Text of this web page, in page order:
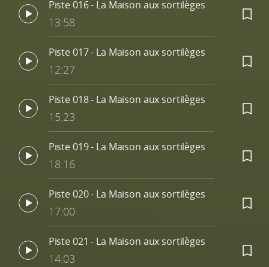
Piste 016 - La Maison aux sortilèges
13:58
Piste 017 - La Maison aux sortilèges
12:27
Piste 018 - La Maison aux sortilèges
15:23
Piste 019 - La Maison aux sortilèges
18:16
Piste 020 - La Maison aux sortilèges
17:00
Piste 021 - La Maison aux sortilèges
14:03